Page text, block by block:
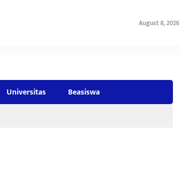
August 8, 2026
Universitas
Beasiswa